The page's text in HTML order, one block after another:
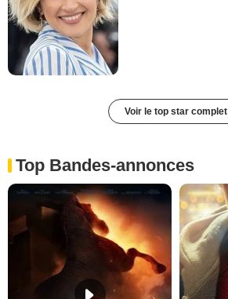
Voir le top star complet
Top Bandes-annonces